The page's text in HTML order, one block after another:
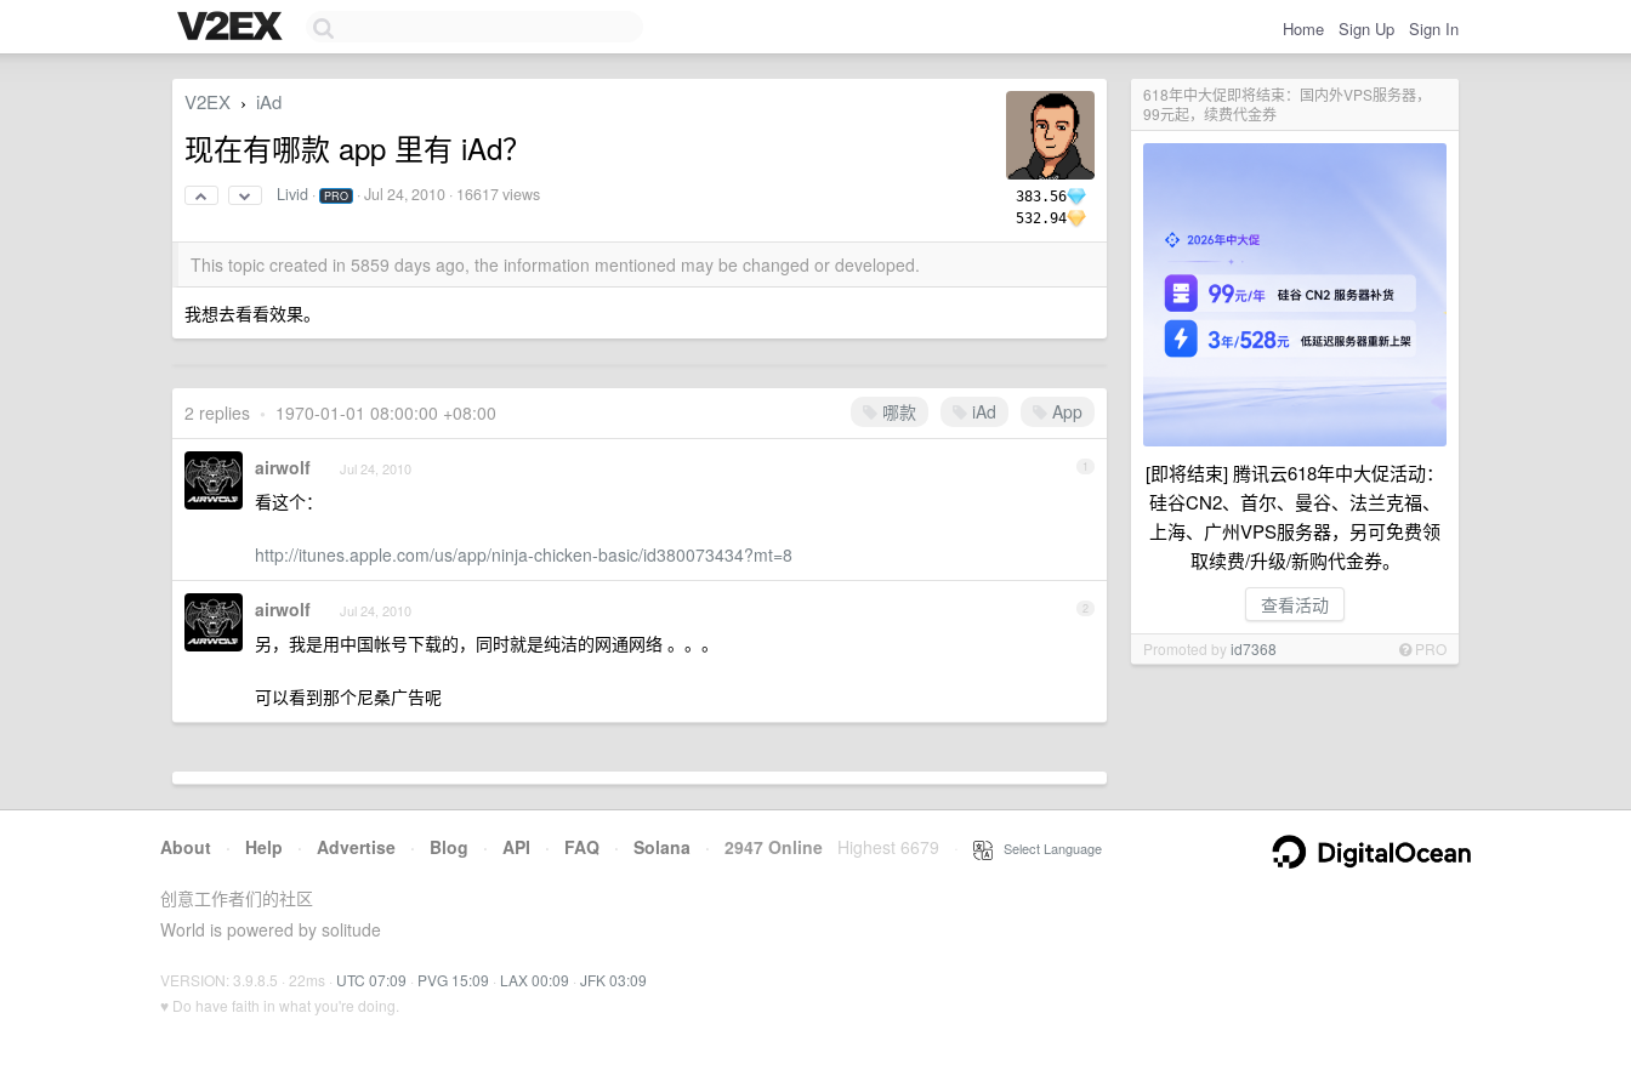
Home Sign Up Sign In
618年中大促即将结束：国内外VPS服务器，
99元起，续费代金券
[即将结束] 腾讯云618年中大促活动：
硅谷CN2、首尔、曼谷、法兰克福、
上海、广州VPS服务器，另可免费领
取续费/升级/新购代金券。
查看活动
Promoted byid7368 PRO
383.56
532.94
V2EX › iAd
现在有哪款 app 里有 iAd？
Livid · PRO ·Jul 24, 2010 · 16617 views
This topic created in 5859 days ago, the information mentioned may be changed or developed.
我想去看看效果。
哪款 iAd App
2 replies • 1970-01-01 08:00:00 +08:00
1
airwolf Jul 24, 2010
看这个：
http://itunes.apple.com/us/app/ninja-chicken-basic/id380073434?mt=8
2
airwolf Jul 24, 2010
另，我是用中国帐号下载的，同时就是纯洁的网通网络 。。。
可以看到那个尼桑广告呢
About · Help · Advertise · Blog · API · FAQ · Solana · 2947 Online Highest 6679 Select Language
创意工作者们的社区
World is powered by solitude
VERSION: 3.9.8.5 · 22ms · UTC 07:09 · PVG 15:09 · LAX 00:09 · JFK 03:09
♥ Do have faith in what you're doing.